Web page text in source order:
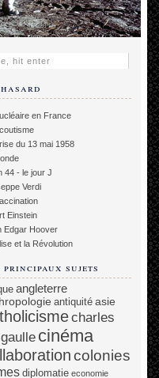
en France
du 13 mai 1958
44 - le jour J
Verdi
Einstein
Edgar Hoover
et la Révolution
principaux sujets
angleterre
antiquité asie
charles
cinéma
colonies
diplomatie economie